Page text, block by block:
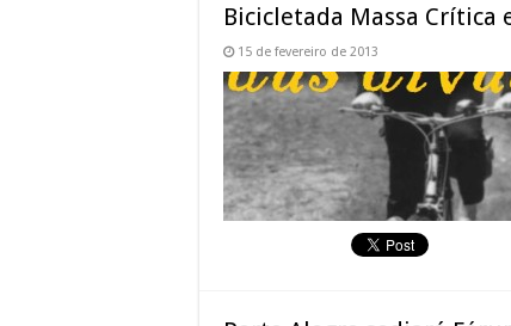
Bicicletada Massa Crítica
15 de fevereiro de 2013